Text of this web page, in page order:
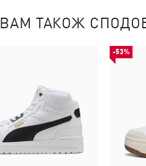
ВАМ ТАКОЖ
-53%